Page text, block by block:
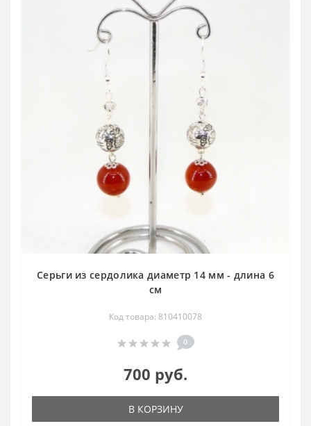
Серьги из сердолика диаметр 14 мм - длина 6
см
Код товара: 810410078
0
700 руб.
В КОРЗИНУ